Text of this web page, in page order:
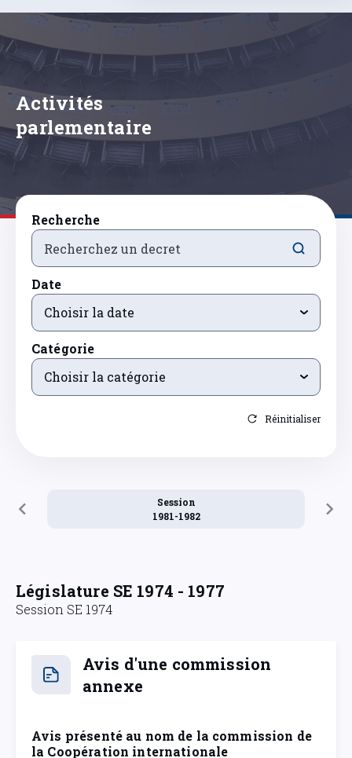
Activités
parlementaire
Recherche
Date
Choisir la date
Catégorie
Choisir la catégorie
Réinitialiser
Session
1981-1982
Législature SE 1974 - 1977
Session SE 1974
Avis d'une commission
annexe
Avis présenté au nom de la commission de
la Coopération internationale